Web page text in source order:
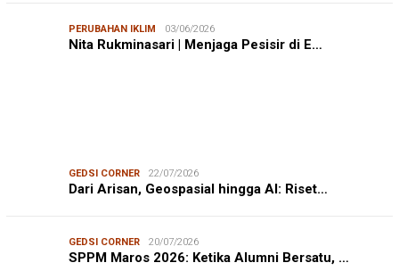
PERUBAHAN IKLIM 03/06/2026
Nita Rukminasari | Menjaga Pesisir di E…
GEDSI CORNER 22/07/2026
Dari Arisan, Geospasial hingga AI: Riset…
GEDSI CORNER 20/07/2026
SPPM Maros 2026: Ketika Alumni Bersatu, …